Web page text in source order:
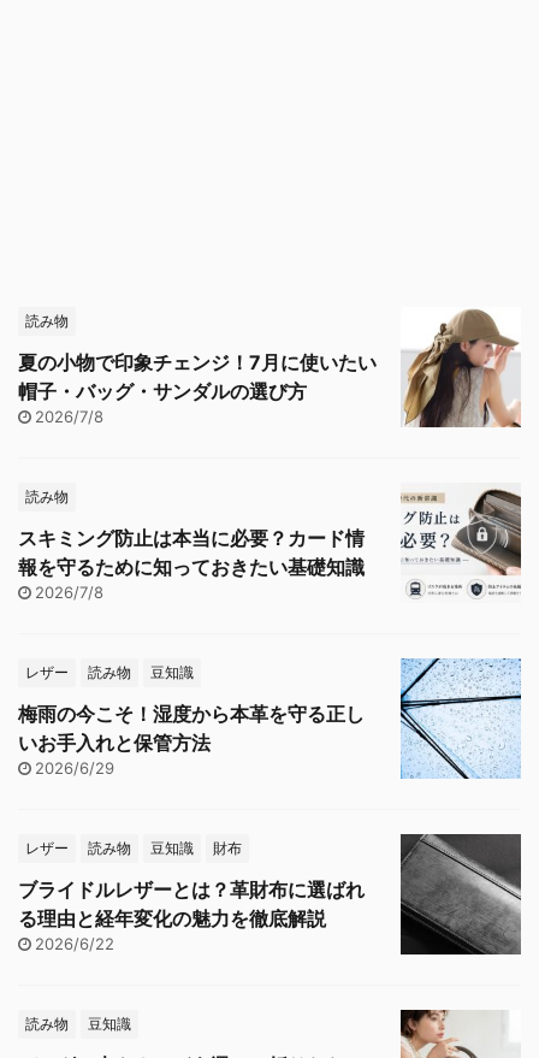
読み物
夏の小物で印象チェンジ！7月に使いたい
帽子・バッグ・サンダルの選び方
2026/7/8
読み物
スキミング防止は本当に必要？カード情
報を守るために知っておきたい基礎知識
2026/7/8
レザー 読み物 豆知識
梅雨の今こそ！湿度から本革を守る正し
いお手入れと保管方法
2026/6/29
レザー 読み物 豆知識 財布
ブライドルレザーとは？革財布に選ばれ
る理由と経年変化の魅力を徹底解説
2026/6/22
読み物 豆知識